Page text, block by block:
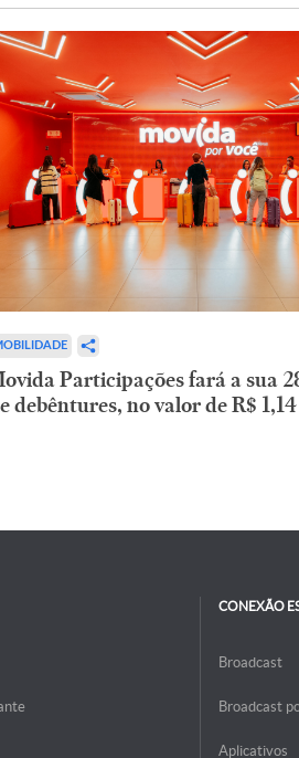
Participações fará a sua
debêntures, no valor de R$
CONEXÃO
Broadcast
Broadcast
Aplicativos